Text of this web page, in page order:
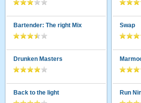
Bartender: The right Mix
Drunken Masters
Back to the light
Swap
Run